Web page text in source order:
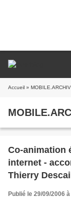
Accueil »
Co-animation
internet -
Thierry
2006
Publié le 29/09/2006